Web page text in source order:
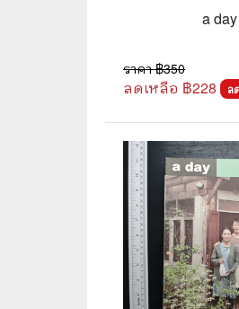
a
ราคา ฿350
ลดเหลือ ฿228 ล
🦄 วรรณกรรม นิยาย เ
🛖 วรรณคดีไทย นิทา
👩‍🦳 นิยายไทยรุ่นเก่า
🏵️ บทกวี บทกลอน
🏞️ นิยายภาพ
👨‍❤️‍👨 นิยายวาย นิยายยู
✍️ นิยายฟิคชั่น
🌏 นิยายแปล